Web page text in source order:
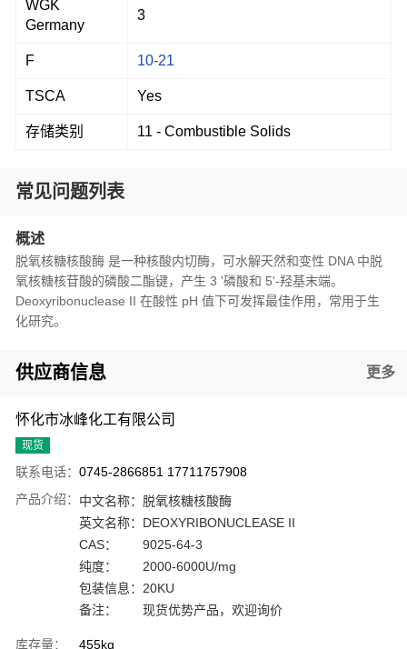
WGK
Germany
3
F 10-21
TSCA Yes
存储类别 11 - Combustible Solids
常见问题列表
概述
脱氧核糖核酸酶 是一种核酸内切酶，可水解天然和变性 DNA 中脱
氧核糖核苷酸的磷酸二酯键，产生 3 '磷酸和 5'-羟基末端。
Deoxyribonuclease II 在酸性 pH 值下可发挥最佳作用，常用于生
化研究。
供应商信息 更多
怀化市冰峰化工有限公司
现货
联系电话： 0745-2866851 17711757908
产品介绍： 中文名称： 脱氧核糖核酸酶
英文名称： DEOXYRIBONUCLEASE II
CAS：
9025-64-3
纯度：
2000-6000U/mg
包装信息： 20KU
备注：
现货优势产品，欢迎询价
库存量： 455kg